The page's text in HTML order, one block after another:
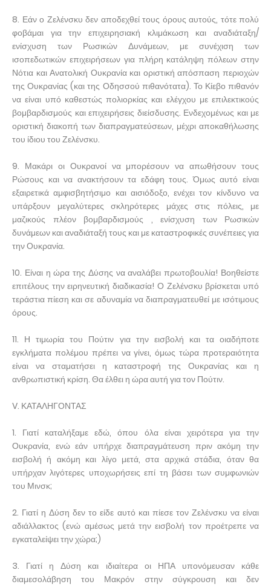
8. Εάν ο Ζελένσκυ δεν αποδεχθεί τους όρους αυτούς, τότε πολύ
φοβάμαι για την επιχειρησιακή κλιμάκωση και αναδιάταξη/
ενίσχυση των Ρωσικών Δυνάμεων, με συνέχιση των
ισοπεδωτικών επιχειρήσεων για πλήρη κατάληψη πόλεων στην
Νότια και Ανατολική Ουκρανία και οριστική απόσπαση περιοχών
της Ουκρανίας (και της Οδησσού πιθανότατα). Το Κίεβο πιθανόν
να είναι υπό καθεστώς πολιορκίας και ελέγχου με επιλεκτικούς
βομβαρδισμούς και επιχειρήσεις διείσδυσης. Ενδεχομένως και με
οριστική διακοπή των διαπραγματεύσεων, μέχρι αποκαθήλωσης
του ίδιου του Ζελένσκυ.
9. Μακάρι οι Ουκρανοί να μπορέσουν να απωθήσουν τους
Ρώσους και να ανακτήσουν τα εδάφη τους. Όμως αυτό είναι
εξαιρετικά αμφισβητήσιμο και αισιόδοξο, ενέχει τον κίνδυνο να
υπάρξουν μεγαλύτερες σκληρότερες μάχες στις πόλεις, με
μαζικούς πλέον βομβαρδισμούς , ενίσχυση των Ρωσικών
δυνάμεων και αναδιάταξή τους και με καταστροφικές συνέπειες για
την Ουκρανία.
10. Είναι η ώρα της Δύσης να αναλάβει πρωτοβουλία! Βοηθείστε
επιτέλους την ειρηνευτική διαδικασία! Ο Ζελένσκυ βρίσκεται υπό
τεράστια πίεση και σε αδυναμία να διαπραγματευθεί με ισότιμους
όρους.
11. Η τιμωρία του Πούτιν για την εισβολή και τα οιαδήποτε
εγκλήματα πολέμου πρέπει να γίνει, όμως τώρα προτεραιότητα
είναι να σταματήσει η καταστροφή της Ουκρανίας και η
ανθρωπιστική κρίση. Θα έλθει η ώρα αυτή για τον Πούτιν.
V. ΚΑΤΑΛΗΓΟΝΤΑΣ
1. Γιατί καταλήξαμε εδώ, όπου όλα είναι χειρότερα για την
Ουκρανία, ενώ εάν υπήρχε διαπραγμάτευση πριν ακόμη την
εισβολή ή ακόμη και λίγο μετά, στα αρχικά στάδια, όταν θα
υπήρχαν λιγότερες υποχωρήσεις επί τη βάσει των συμφωνιών
του Μινσκ;
2. Γιατί η Δύση δεν το είδε αυτό και πίεσε τον Ζελένσκυ να είναι
αδιάλλακτος (ενώ αμέσως μετά την εισβολή τον προέτρεπε να
εγκαταλείψει την χώρα;)
3. Γιατί η Δύση και ιδιαίτερα οι ΗΠΑ υπονόμευσαν κάθε
διαμεσολάβηση του Μακρόν στην σύγκρουση και δεν